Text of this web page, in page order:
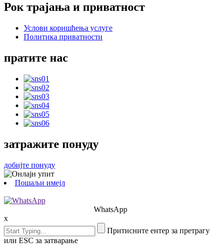
Рок трајања и приватност
Услови коришћења услуге
Политика приватности
пратите нас
затражите понуду
добијте понуду
Пошаљи имејл
WhatsApp
x
Притисните ентер за претрагу
или ESC за затварање